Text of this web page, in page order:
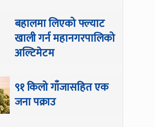
बहालमा लिएको फ्ल्याट
खाली गर्न महानगरपालिको
अल्टिमेटम
९१ किलो गाँजासहित एक
जना पक्राउ